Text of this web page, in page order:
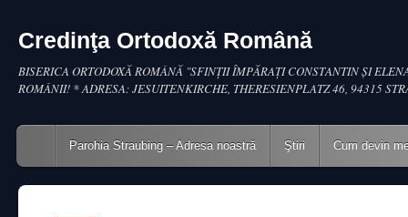
Credinţa Ortodoxă Română
BISERICA ORTODOXĂ ROMÂNĂ "SFINŢII ÎMPĂRAŢI CONSTANTIN ŞI
ROMÂNII! * ADRESA: JESUITENKIRCHE, THERESIENPLATZ 46, 94315
Main menu
Skip to content
Parohia Straubing – Adresa noastră Ştiri Cum devin